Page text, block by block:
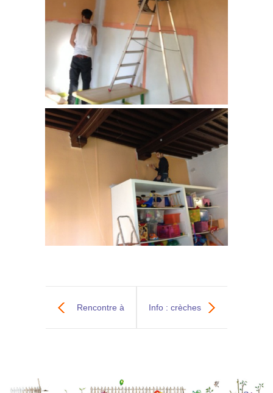
Rencontre à Info : crèches